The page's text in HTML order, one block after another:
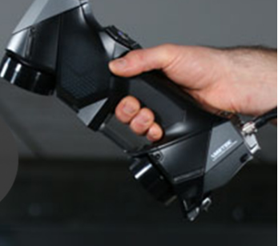
3D
3D